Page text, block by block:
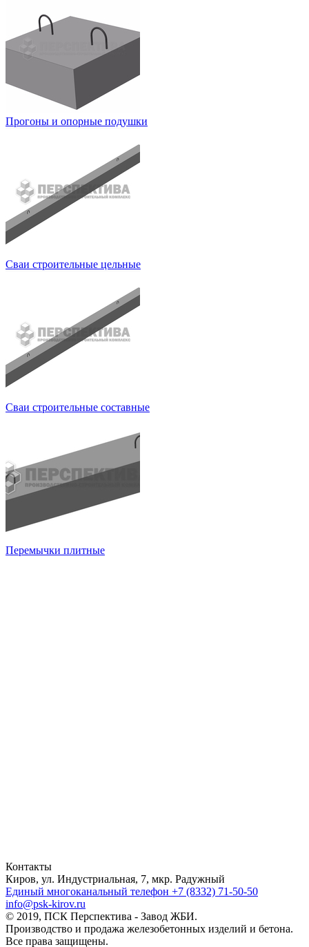
Прогоны и опорные подушки
Сваи строительные цельные
Сваи строительные составные
Перемычки плитные
Контакты
Киров, ул. Индустриальная, 7, мкр. Радужный
Единый многоканальный телефон +7 (8332) 71-50-50
info@psk-kirov.ru
© 2019, ПСК Перспектива - Завод ЖБИ.
Производство и продажа железобетонных изделий и бетона.
Все права защищены.